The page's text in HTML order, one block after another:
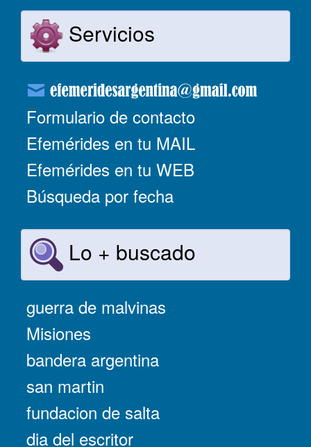
Servicios
Formulario de contacto
Efemérides en tu MAIL
Efemérides en tu WEB
Búsqueda por fecha
Lo + buscado
guerra de malvinas
Misiones
bandera argentina
san martin
fundacion de salta
dia del escritor